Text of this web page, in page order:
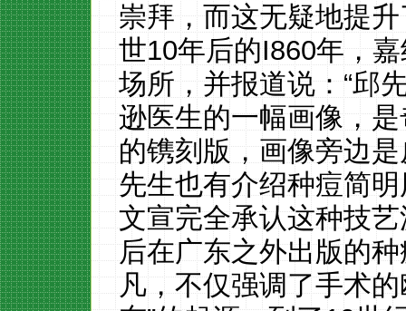
崇拜，而这无疑地提
世10年后的I860年，
场所，并报道说：“邱
逊医生的一幅画像，
的镌刻版，画像旁边
先生也有介绍种痘简
文宣完全承认这种技
后在广东之外出版的
凡，不仅强调了手术